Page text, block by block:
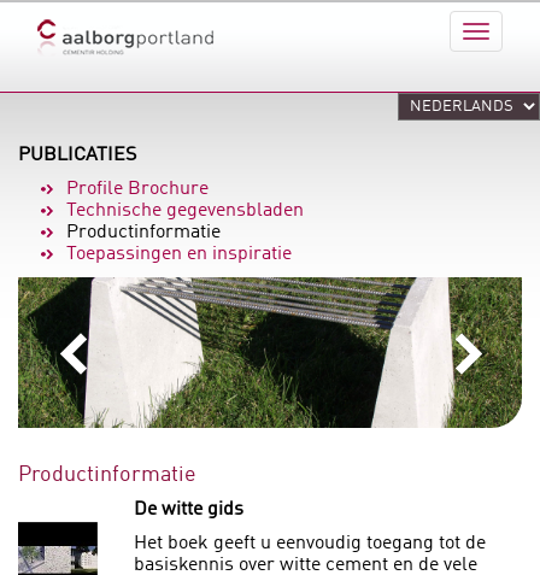
PUBLICATIES
Profile Brochure
Technische gegevensbladen
Productinformatie
Toepassingen en inspiratie
Productinformatie
De witte gids
Het boek geeft u eenvoudig toegang tot de
basiskennis over witte cement en de vele